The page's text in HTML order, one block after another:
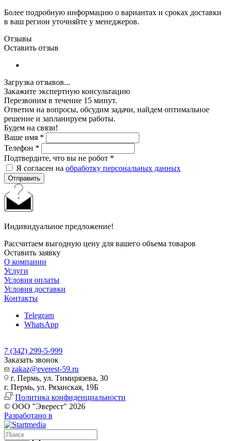
Более подробную информацию о вариантах и сроках доставки
в ваш регион уточняйте у менеджеров.
Отзывы
Оставить отзыв
Загрузка отзывов...
Закажите экспертную консультацию
Перезвоним в течение 15 минут.
Ответим на вопросы, обсудим задачи, найдем оптимальное
решение и запланируем работы.
Будем на связи!
Ваше имя *
Телефон *
Подтвердите, что вы не робот *
Я согласен на обработку персональных данных
Отправить
Индивидуальное предложение!
Рассчитаем выгодную цену для вашего объема товаров
Оставить заявку
О компании
Услуги
Условия оплаты
Условия доставки
Контакты
Telegram
WhatsApp
7 (342) 299-5-999
Заказать звонок
zakaz@everest-59.ru
г. Пермь, ул. Тимирязева, 30
г. Пермь, ул. Рязанская, 19Б
Политика конфиденциальности
© ООО "Эверест" 2026
Разработано в